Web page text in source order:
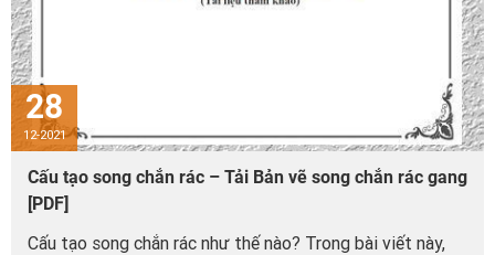
28
12-2021
Cấu tạo song chắn rác – Tải Bản vẽ song chắn rác gang
[PDF]
Cấu tạo song chắn rác như thế nào? Trong bài viết này,